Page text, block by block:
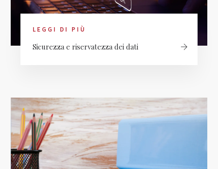
LEGGI DI PIÙ
Sicurezza e riservatezza dei dati